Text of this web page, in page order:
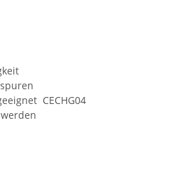
CECHG04